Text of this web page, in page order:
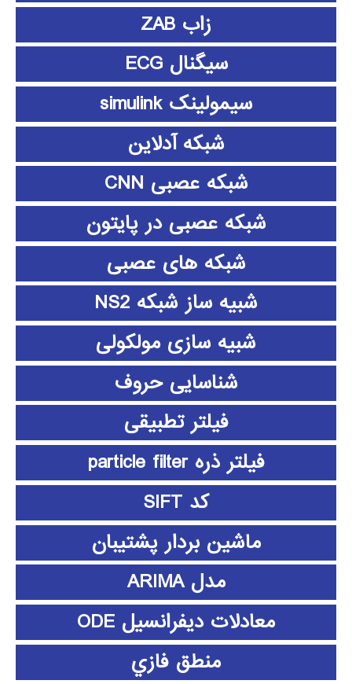
زاب ZAB
سیگنال ECG
سیمولینک simulink
شبکه آدلاین
شبکه عصبی CNN
شبکه عصبی در پایتون
شبکه های عصبی
شبیه ساز شبکه NS2
شبیه سازی مولکولی
شناسایی حروف
فیلتر تطبیقی
فیلتر ذره particle filter
کد SIFT
ماشین بردار پشتیبان
مدل ARIMA
معادلات دیفرانسیل ODE
منطق فازي